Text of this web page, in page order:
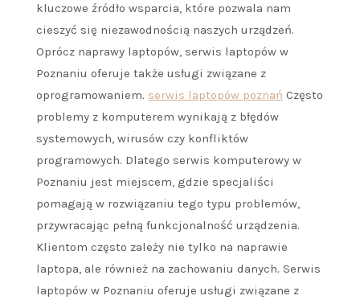
kluczowe źródło wsparcia, które pozwala nam
cieszyć się niezawodnością naszych urządzeń.
Oprócz naprawy laptopów, serwis laptopów w
Poznaniu oferuje także usługi związane z
oprogramowaniem. serwis laptopów poznań Często
problemy z komputerem wynikają z błędów
systemowych, wirusów czy konfliktów
programowych. Dlatego serwis komputerowy w
Poznaniu jest miejscem, gdzie specjaliści
pomagają w rozwiązaniu tego typu problemów,
przywracając pełną funkcjonalność urządzenia.
Klientom często zależy nie tylko na naprawie
laptopa, ale również na zachowaniu danych. Serwis
laptopów w Poznaniu oferuje usługi związane z